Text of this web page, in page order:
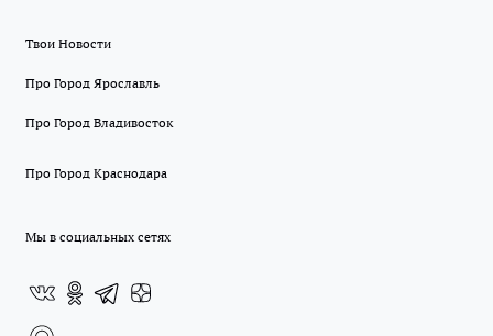
Твои Новости
Про Город Ярославль
Про Город Владивосток
Про Город Краснодара
Мы в социальных сетях